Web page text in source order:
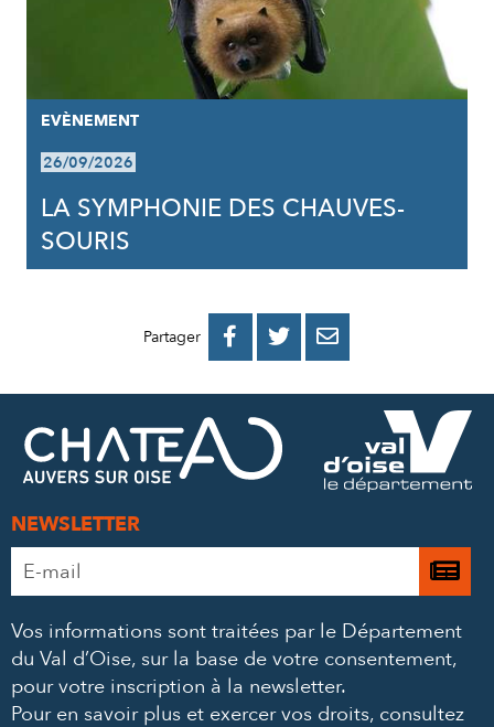
EVÈNEMENT
26/09/2026
LA SYMPHONIE DES CHAUVES-
SOURIS
Partager 
PARTAGER
FACEBOOK
PARTAGER
PARTAGER
MAIL
NEWSLETTER
Adresse
e-
*
Je
à
Vos informations sont traitées par le Département
du Val d’Oise, sur la base de votre consentement,
pour votre inscription à la newsletter.
Pour en savoir plus et exercer vos droits, consultez